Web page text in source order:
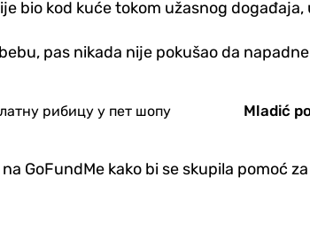
bio kod kuće tokom užasnog
pas nikada nije pokušao da
Mladić
GoFundMe kako bi se skupila pomoć